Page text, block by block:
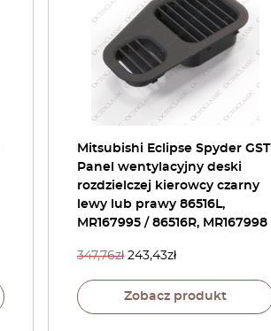
Mitsubishi Eclipse Spyder GST
Panel wentylacyjny deski
rozdzielczej kierowcy czarny
lewy lub prawy 86516L,
MR167995 / 86516R, MR167998
347,76zł 243,43zł
Zobacz produkt